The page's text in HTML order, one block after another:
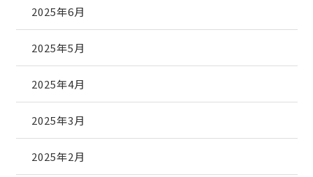
2025年6月
2025年5月
2025年4月
2025年3月
2025年2月